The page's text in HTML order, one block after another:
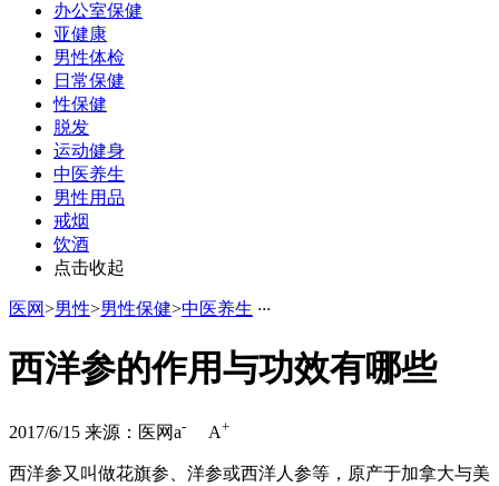
办公室保健
亚健康
男性体检
日常保健
性保健
脱发
运动健身
中医养生
男性用品
戒烟
饮酒
点击收起
医网>男性>男性保健>中医养生 ···
西洋参的作用与功效有哪些
2017/6/15 来源：医网a- A+
西洋参又叫做花旗参、洋参或西洋人参等，原产于加拿大与美